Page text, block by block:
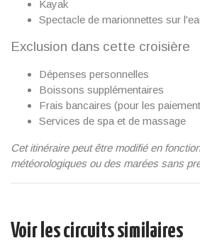
Kayak
Spectacle de marionnettes sur
Exclusion dans cette croisière
Dépenses personnelles
Boissons supplémentaires
Frais bancaires (pour les
Services de spa et de massage
Cet itinéraire peut être modifié en
météorologiques ou des marées sans
Voir les circuits similaires